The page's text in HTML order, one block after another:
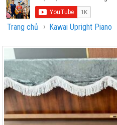
Trang chủ › Kawai Upright Piano